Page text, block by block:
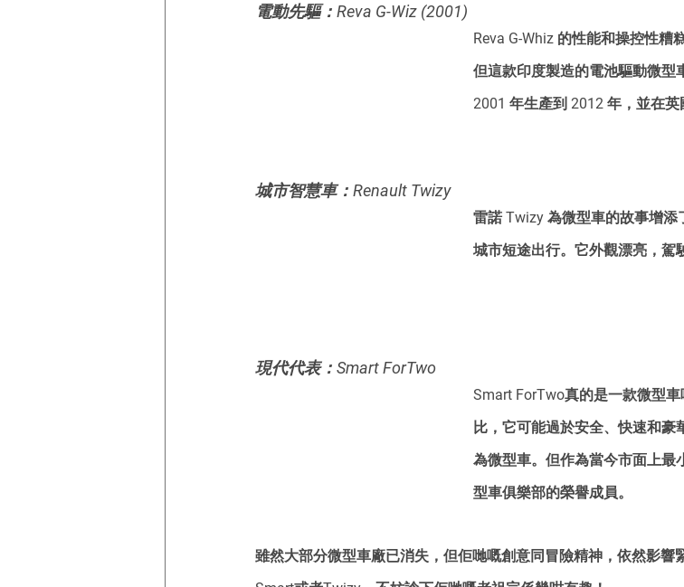
電動先驅：Reva G-Wiz (2001)
Reva G-Whiz 的性能和操控性糟
但這款印度製造的電池驅動微型
2001 年生產到 2012 年，並在英
城市智慧車：Renault Twizy
雷諾 Twizy 為微型車的故事增
城市短途出行。它外觀漂亮，駕
現代代表：Smart ForTwo
Smart ForTwo真的是一款微型
比，它可能過於安全、快速和
為微型車。但作為當今市面上最
型車俱樂部的榮譽成員。
雖然大部分微型車廠已消失，但佢哋嘅創意同冒險精神，依然影響